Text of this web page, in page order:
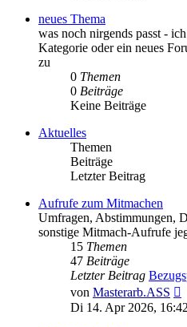
neues Thema
was noch nirgends passt -
Kategorie oder ein neues
zu
0 Themen
0 Beiträge
Keine Beiträge
Aktuelles
Themen
Beiträge
Letzter Beitrag
Aufrufe zum Mitmachen
Umfragen, Abstimmungen,
sonstige Mitmach-Aufrufe
15 Themen
47 Beiträge
Letzter Beitrag
von Masterarb.ASS
Di 14. Apr 2026,